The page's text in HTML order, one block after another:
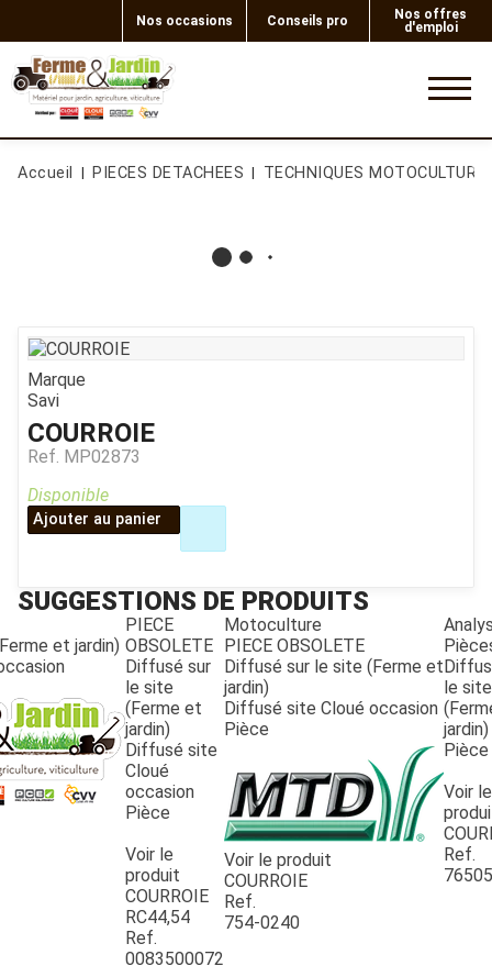
Nos occasions Conseils pro
Nos offres
d'emploi
JOUET
ESPACES VERTS
QUAD SSV UTV
Accueil PIECES DETACHEES TECHNIQUES MOTOCULTURE
COURROIE
Ref. MP02873
Marque
Savi
Disponible
Ajouter au panier
SUGGESTIONS DE PRODUITS
et jardin)
PIECE
OBSOLETE
Diffusé sur
le site
(Ferme et
jardin)
Diffusé site
Cloué
occasion
Pièce
Voir le
produit
COURROIE
RC44,54
Ref.
0083500072
Motoculture
PIECE OBSOLETE
Diffusé sur le site (Ferme et
jardin)
Diffusé site Cloué occasion
Pièce
Voir le produit
COURROIE
Ref.
754-0240
le site
jardin)
Pièce
Voir le
Ref.